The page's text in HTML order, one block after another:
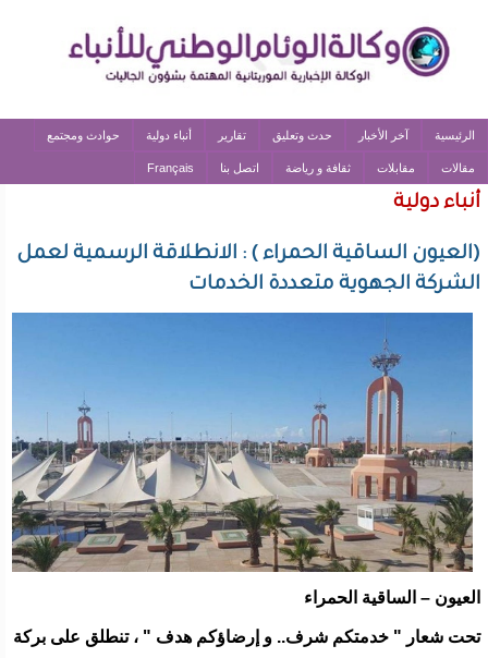
الرئيسية آخر الأخبار حدث وتعليق تقارير أنباء دولية حوادث ومجتمع
مقالات مقابلات ثقافة و رياضة اتصل بنا Français
أنباء دولية
(العيون الساقية الحمراء ) : الانطلاقة الرسمية لعمل
الشركة الجهوية متعددة الخدمات
العيون – الساقية الحمراء
تحت شعار " خدمتكم شرف.. و إرضاؤكم هدف " ، تنطلق على بركة